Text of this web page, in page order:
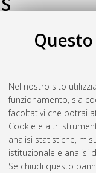
Nel nostro sito
funzionamento, sia
facoltativi che potrai
Cookie e altri
analisi statistiche,
istituzionale e analisi
Se chiudi questo
Sangiorgio, Daniela
microbiome on
Studiorum
Scienze e
DOI 10.48676/
Questa lista e'